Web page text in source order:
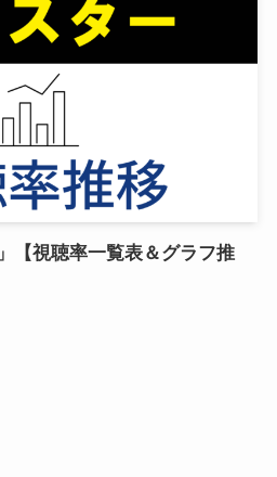
【視聴率一覧表＆グラフ推